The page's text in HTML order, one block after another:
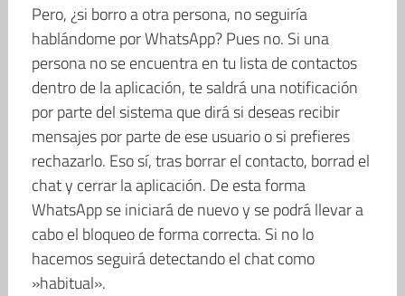
Pero, ¿si borro a otra persona, no seguiría
hablándome por WhatsApp? Pues no. Si una
persona no se encuentra en tu lista de contactos
dentro de la aplicación, te saldrá una notificación
por parte del sistema que dirá si deseas recibir
mensajes por parte de ese usuario o si prefieres
rechazarlo. Eso sí, tras borrar el contacto, borrad el
chat y cerrar la aplicación. De esta forma
WhatsApp se iniciará de nuevo y se podrá llevar a
cabo el bloqueo de forma correcta. Si no lo
hacemos seguirá detectando el chat como
»habitual».